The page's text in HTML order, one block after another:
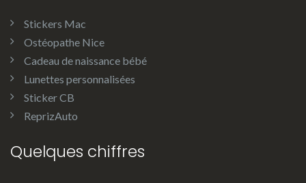
Stickers Mac
Ostéopathe Nice
Cadeau de naissance bébé
Lunettes personnalisées
Sticker CB
ReprizAuto
Quelques chiffres